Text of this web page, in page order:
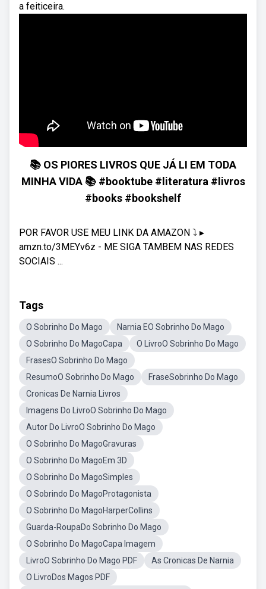
a feiticeira.
📚 OS PIORES LIVROS QUE JÁ LI EM TODA
MINHA VIDA 📚 #booktube #literatura #livros
#books #bookshelf
POR FAVOR USE MEU LINK DA AMAZON ⤵ ▸
amzn.to/3MEYv6z - ME SIGA TAMBEM NAS REDES
SOCIAIS ...
Tags
O Sobrinho Do Mago
Narnia EO Sobrinho Do Mago
O Sobrinho Do MagoCapa
O LivroO Sobrinho Do Mago
FrasesO Sobrinho Do Mago
ResumoO Sobrinho Do Mago
FraseSobrinho Do Mago
Cronicas De Narnia Livros
Imagens Do LivroO Sobrinho Do Mago
Autor Do LivroO Sobrinho Do Mago
O Sobrinho Do MagoGravuras
O Sobrinho Do MagoEm 3D
O Sobrinho Do MagoSimples
O Sobrindo Do MagoProtagonista
O Sobrinho Do MagoHarperCollins
Guarda-RoupaDo Sobrinho Do Mago
O Sobrinho Do MagoCapa Imagem
LivroO Sobrinho Do Mago PDF
As Cronicas De Narnia
O LivroDos Magos PDF